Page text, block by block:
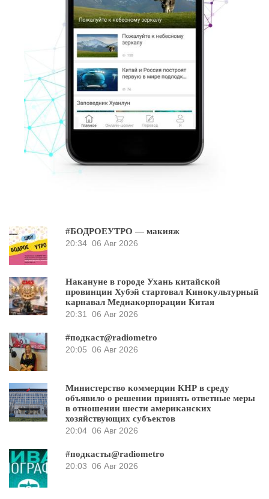
#БОДРОЕУТРО — макияж
20:34 06 Авг 2026
Накануне в городе Ухань китайской
провинции Хубэй стартовал Кинокультурный
карнавал Медиакорпорации Китая
20:31 06 Авг 2026
#подкаст@radiometro
20:05 06 Авг 2026
Министерство коммерции КНР в среду
объявило о решении принять ответные меры
в отношении шести американских
хозяйствующих субъектов
20:04 06 Авг 2026
#подкасты@radiometro
20:03 06 Авг 2026